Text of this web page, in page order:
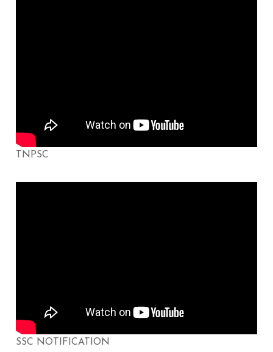
TNPSC
SSC NOTIFICATION